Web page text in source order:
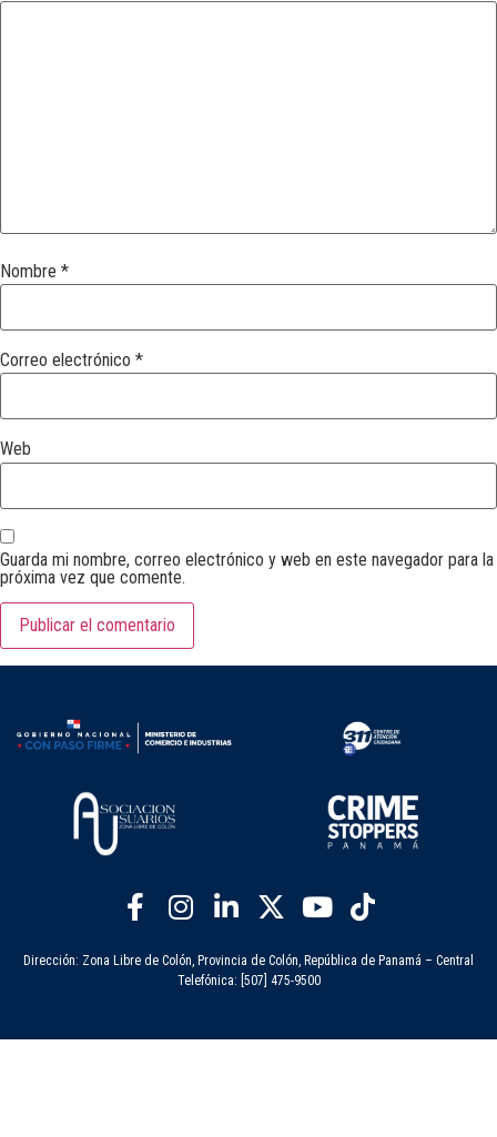
Nombre *
Correo electrónico *
Web
Guarda mi nombre, correo electrónico y web en este navegador para la
próxima vez que comente.
Dirección: Zona Libre de Colón, Provincia de Colón, República de Panamá – Central
Telefónica: [507] 475-9500